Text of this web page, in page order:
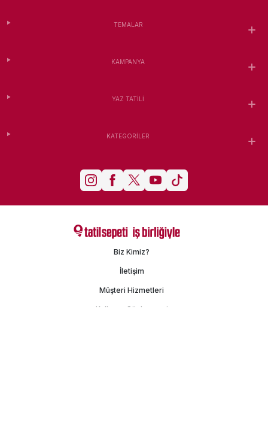
TEMALAR
KAMPANYA
YAZ TATILI
KATEGORILER
Biz Kimiz?
İletişim
Müşteri Hizmetleri
Kullanım Sözleşmesi